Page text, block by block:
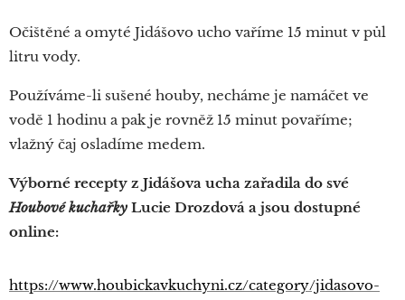
Očištěné a omyté Jidášovo ucho vaříme 15 minut v půl
litru vody.
Používáme-li sušené houby, necháme je namáčet ve
vodě 1 hodinu a pak je rovněž 15 minut povaříme;
vlažný čaj osladíme medem.
Výborné recepty z Jidášova ucha zařadila do své
Houbové kuchařky Lucie Drozdová a jsou dostupné
online:
https://www.houbickavkuchyni.cz/category/jidasovo-